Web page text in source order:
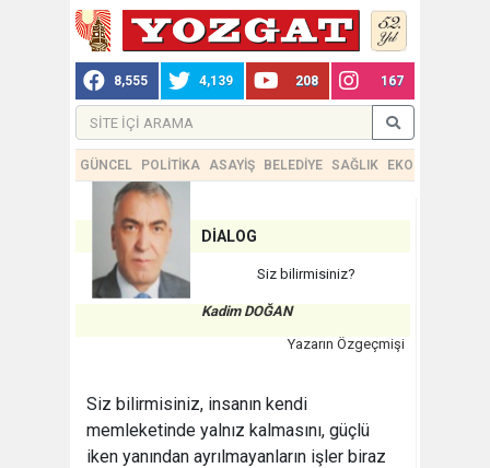
8,555 4,139 208 167
GÜNCEL POLİTİKA ASAYİŞ BELEDİYE SAĞLIK EKONOMİ
DİALOG
Siz bilirmisiniz?
Kadim DOĞAN
Yazarın Özgeçmişi
Siz bilirmisiniz, insanın kendi
memleketinde yalnız kalmasını, güçlü
iken yanından ayrılmayanların işler biraz